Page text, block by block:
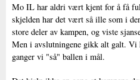
Mo IL har aldri vært kjent for å få
skjelden har det vært så ille som i
store deler av kampen, og viste
Men i avslutningene gikk alt galt. Vi
ganger vi "så" ballen i mål.